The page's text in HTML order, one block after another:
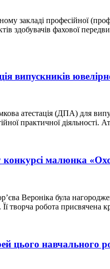
закладі професійної
здобувачів фахової
випускників
атестація (ДПА) для
практичної
малюнка
Вероніка була
творча робота присвячена
цього навчального